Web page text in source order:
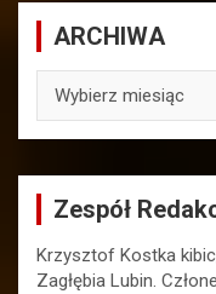
ARCHIWA
Zespół
Krzysztof Kostka
Zagłębia Lubin.